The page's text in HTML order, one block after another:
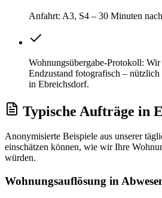
Anfahrt: A3, S4 – 30 Minuten
Wohnungsübergabe-Protokoll:
Endzustand fotografisch –
in Ebreichsdorf.
Typische Aufträge in
Anonymisierte Beispiele aus unserer
einschätzen können, wie wir Ihre
würden.
Wohnungsauflösung in